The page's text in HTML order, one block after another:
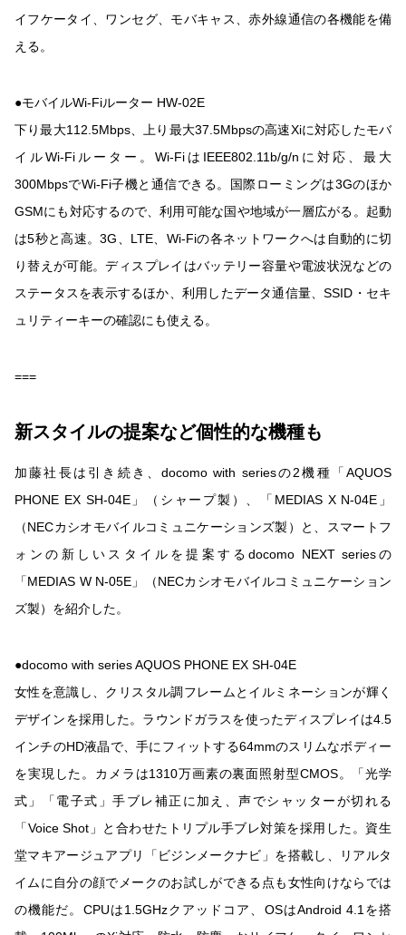
イフケータイ、ワンセグ、モバキャス、赤外線通信の各機能を備
える。
●モバイルWi-Fiルーター HW-02E
下り最大112.5Mbps、上り最大37.5Mbpsの高速Xiに対応したモバ
イルWi-Fiルーター。Wi-FiはIEEE802.11b/g/nに対応、最大
300MbpsでWi-Fi子機と通信できる。国際ローミングは3Gのほか
GSMにも対応するので、利用可能な国や地域が一層広がる。起動
は5秒と高速。3G、LTE、Wi-Fiの各ネットワークへは自動的に切
り替えが可能。ディスプレイはバッテリー容量や電波状況などの
ステータスを表示するほか、利用したデータ通信量、SSID・セキ
ュリティーキーの確認にも使える。
===
新スタイルの提案など個性的な機種も
加藤社長は引き続き、docomo with seriesの2機種「AQUOS
PHONE EX SH-04E」（シャープ製）、「MEDIAS X N-04E」
（NECカシオモバイルコミュニケーションズ製）と、スマートフ
ォンの新しいスタイルを提案するdocomo NEXT seriesの
「MEDIAS W N-05E」（NECカシオモバイルコミュニケーション
ズ製）を紹介した。
●docomo with series AQUOS PHONE EX SH-04E
女性を意識し、クリスタル調フレームとイルミネーションが輝く
デザインを採用した。ラウンドガラスを使ったディスプレイは4.5
インチのHD液晶で、手にフィットする64mmのスリムなボディー
を実現した。カメラは1310万画素の裏面照射型CMOS。「光学
式」「電子式」手ブレ補正に加え、声でシャッターが切れる
「Voice Shot」と合わせたトリプル手ブレ対策を採用した。資生
堂マキアージュアプリ「ビジンメークナビ」を搭載し、リアルタ
イムに自分の顔でメークのお試しができる点も女性向けならでは
の機能だ。CPUは1.5GHzクアッドコア、OSはAndroid 4.1を搭